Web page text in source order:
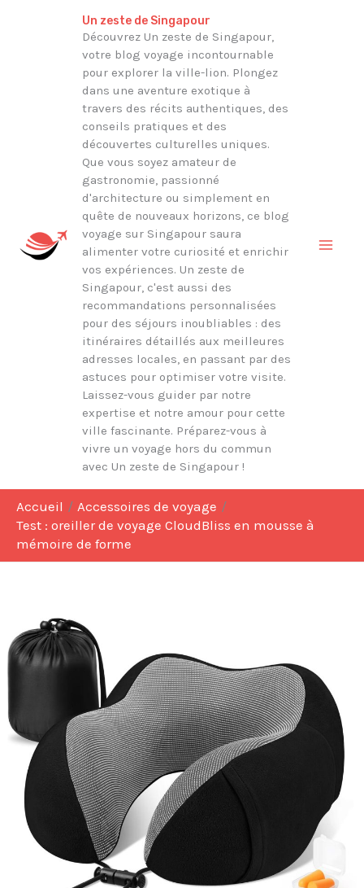
Un zeste de Singapour
Découvrez Un zeste de Singapour,
votre blog voyage incontournable
pour explorer la ville-lion. Plongez
dans une aventure exotique à
travers des récits authentiques, des
conseils pratiques et des
découvertes culturelles uniques.
Que vous soyez amateur de
gastronomie, passionné
d'architecture ou simplement en
quête de nouveaux horizons, ce blog
voyage sur Singapour saura
alimenter votre curiosité et enrichir
vos expériences. Un zeste de
Singapour, c'est aussi des
recommandations personnalisées
pour des séjours inoubliables : des
itinéraires détaillés aux meilleures
adresses locales, en passant par des
astuces pour optimiser votre visite.
Laissez-vous guider par notre
expertise et notre amour pour cette
ville fascinante. Préparez-vous à
vivre un voyage hors du commun
avec Un zeste de Singapour !
Accueil
Accessoires de voyage
Test : oreiller de voyage CloudBliss en mousse à
mémoire de forme
Rechercher